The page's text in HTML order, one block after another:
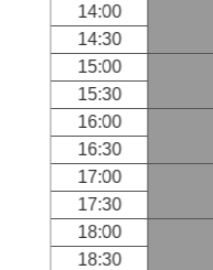
14:00
14:30
15:00
15:30
16:00
16:30
17:00
17:30
18:00
18:30